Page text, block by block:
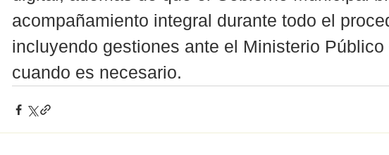
acompañamiento integral durante todo el
incluyendo gestiones ante el Ministerio
cuando es necesario.